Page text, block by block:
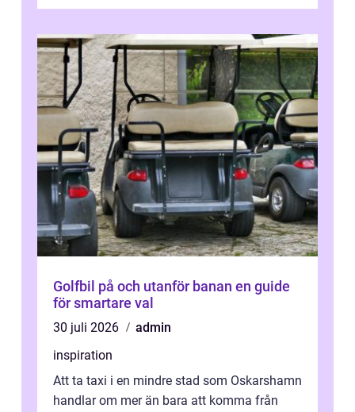
Golfbil på och utanför banan en guide
för smartare val
30 juli 2026
admin
inspiration
Att ta taxi i en mindre stad som Oskarshamn
handlar om mer än bara att komma från